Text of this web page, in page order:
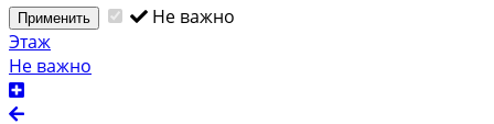
Применить
Не важно
Этаж
Не важно